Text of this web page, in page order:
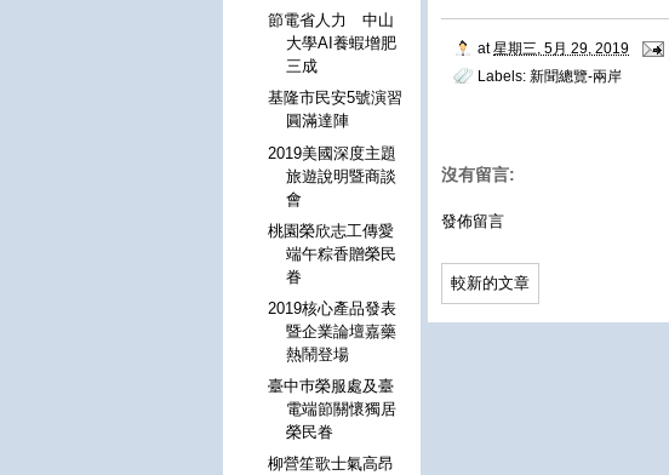
at 星期三, 5月 29, 2019
Labels: 新聞總覽-兩岸
沒有留言:
發佈留言
較新的文章
節電省人力 中山
大學AI養蝦增肥
三成
基隆市民安5號演習
圓滿達陣
2019美國深度主題
旅遊說明暨商談
會
桃園榮欣志工傳愛
端午粽香贈榮民
眷
2019核心產品發表
暨企業論壇嘉藥
熱鬧登場
臺中巿榮服處及臺
電端節關懷獨居
榮民眷
柳營笙歌士氣高昂